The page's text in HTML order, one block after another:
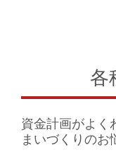
各
資金計画がよく
まいづくりのお